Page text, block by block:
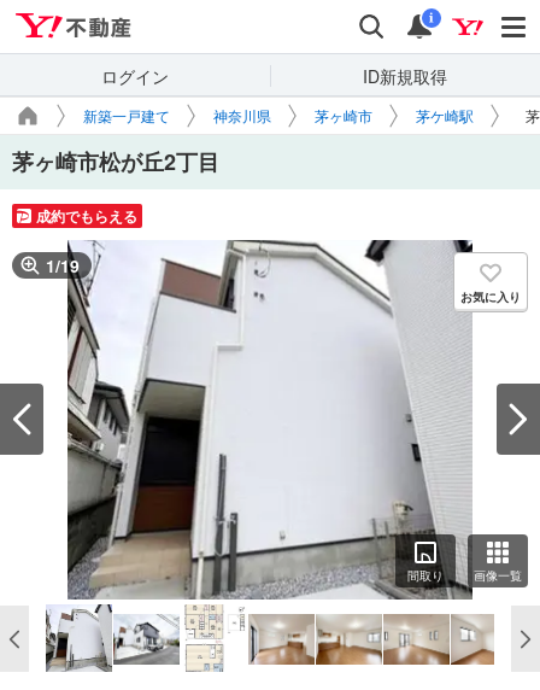
検索 通知
i
ログイン ID新規取得
新築一戸建て 神奈川県 茅ヶ崎市 茅ケ崎駅
茅ヶ崎市松が丘2丁目
成約でもらえる
1/19
お気に入り
間取り 画像一覧